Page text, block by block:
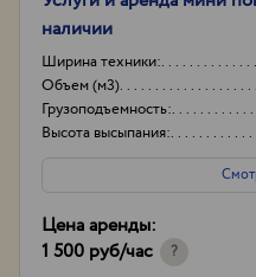
наличии
Ширина техники:
Объем (м3)
Грузоподъемность:
Высота высыпания:
Цена аренды:
1 500 руб/час ?